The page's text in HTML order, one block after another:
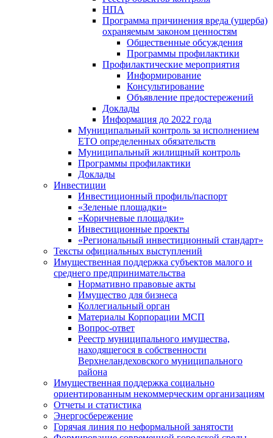
НПА
Программа причинения вреда (ущерба)
охраняемым законом ценностям
Общественные обсуждения
Программы профилактики
Профилактические мероприятия
Информирование
Консультирование
Объявление предостережений
Доклады
Информация до 2022 года
Муниципальный контроль за исполнением
ЕТО определенных обязательств
Муниципальный жилищный контроль
Программы профилактики
Доклады
Инвестиции
Инвестиционный профиль/паспорт
«Зеленые площадки»
«Коричневые площадки»
Инвестиционные проекты
«Региональный инвестиционный стандарт»
Тексты официальных выступлений
Имущественная поддержка субъектов малого и
среднего предпринимательства
Нормативно правовые акты
Имущество для бизнеса
Коллегиальный орган
Материалы Корпорации МСП
Вопрос-ответ
Реестр муниципального имущества,
находящегося в собственности
Верхнеландеховского муниципального
района
Имущественная поддержка социально
ориентированным некоммерческим организациям
Отчеты и статистика
Энергосбережение
Горячая линия по неформальной занятости